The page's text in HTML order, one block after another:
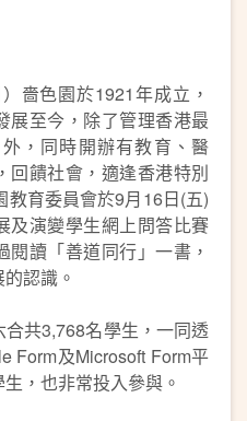
嗇色園於1921年成立，
展至今，除了管理香港最
，同時開辦有教育、醫
回饋社會，適逢香港特別
育委員會於9月16日(五)
及演變學生網上問答比賽
讀「善道同行」一書，
認識。
共3,768名學生，一同透
Form及Microsoft Form平
，也非常投入參與。